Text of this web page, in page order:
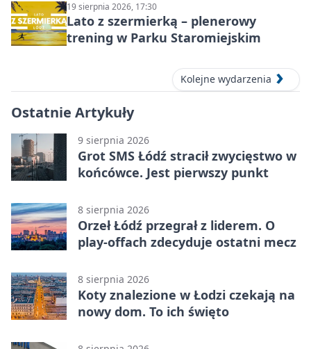
19 sierpnia 2026, 17:30
Lato z szermierką – plenerowy
trening w Parku Staromiejskim
Kolejne wydarzenia
Ostatnie Artykuły
9 sierpnia 2026
Grot SMS Łódź stracił zwycięstwo w
końcówce. Jest pierwszy punkt
8 sierpnia 2026
Orzeł Łódź przegrał z liderem. O
play-offach zdecyduje ostatni mecz
8 sierpnia 2026
Koty znalezione w Łodzi czekają na
nowy dom. To ich święto